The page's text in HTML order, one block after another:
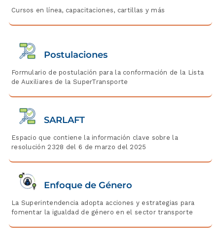
Cursos en línea, capacitaciones, cartillas y más
Postulaciones
Formulario de postulación para la conformación de la Lista
de Auxiliares de la SuperTransporte
SARLAFT
Espacio que contiene la información clave sobre la
resolución 2328 del 6 de marzo del 2025
Enfoque de Género
La Superintendencia adopta acciones y estrategias para
fomentar la igualdad de género en el sector transporte